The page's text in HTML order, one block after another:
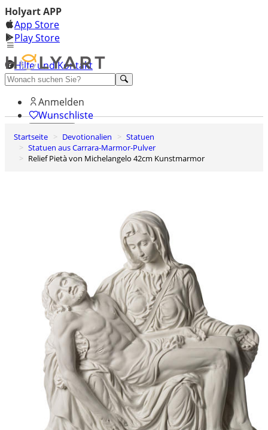
Holyart APP
App Store
Play Store
Hilfe und Kontakt
Entdecken Sie Premium
Anmelden
Wunschliste
0
Warenkorb
Startseite Devotionalien
Statuen
Statuen aus Carrara-Marmor-Pulver
Relief Pietà von Michelangelo 42cm Kunstmarmor